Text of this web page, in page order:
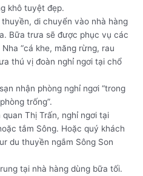
khô tuyệt đẹp.
di chuyển vào nhà hàng
Bữa trưa sẽ được phục vụ các
“cá khe, măng rừng, rau
thú vị đoàn nghỉ ngơi tại chổ
nhận phòng nghỉ ngơi “trong
trống”.
Thị Trấn, nghỉ ngơi tại
tắm Sông. Hoặc quý khách
du thuyền ngắm Sông Son
tại nhà hàng dùng bữa tối.